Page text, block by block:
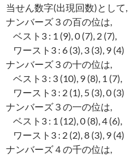
当せん数字(出現回数)として,
ナンバーズ３の百の位は,
ベスト3 : 1 (9), 0 (7), 2 (7),
ワースト3 : 6 (3), 3 (3), 9 (4)
ナンバーズ３の十の位は,
ベスト3 : 3 (10), 9 (8), 1 (7),
ワースト3 : 2 (1), 5 (3), 0 (3)
ナンバーズ３の一の位は,
ベスト3 : 1 (12), 0 (8), 4 (6),
ワースト3 : 2 (2), 8 (3), 9 (4)
ナンバーズ４の千の位は,